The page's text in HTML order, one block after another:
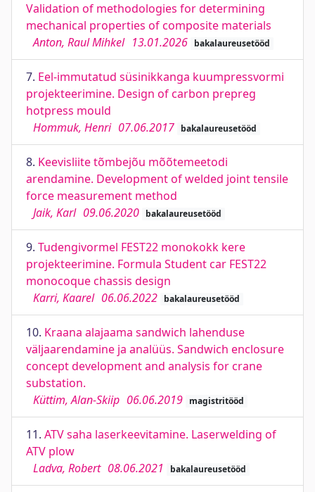
Validation of methodologies for determining
mechanical properties of composite materials
Anton, Raul Mihkel 13.01.2026 bakalaureusetööd
7. Eel-immutatud süsinikkanga kuumpressvormi
projekteerimine. Design of carbon prepreg
hotpress mould
Hommuk, Henri 07.06.2017 bakalaureusetööd
8. Keevisliite tõmbejõu mõõtemeetodi
arendamine. Development of welded joint tensile
force measurement method
Jaik, Karl 09.06.2020 bakalaureusetööd
9. Tudengivormel FEST22 monokokk kere
projekteerimine. Formula Student car FEST22
monocoque chassis design
Karri, Kaarel 06.06.2022 bakalaureusetööd
10. Kraana alajaama sandwich lahenduse
väljaarendamine ja analüüs. Sandwich enclosure
concept development and analysis for crane
substation.
Küttim, Alan-Skiip 06.06.2019 magistritööd
11. ATV saha laserkeevitamine. Laserwelding of
ATV plow
Ladva, Robert 08.06.2021 bakalaureusetööd